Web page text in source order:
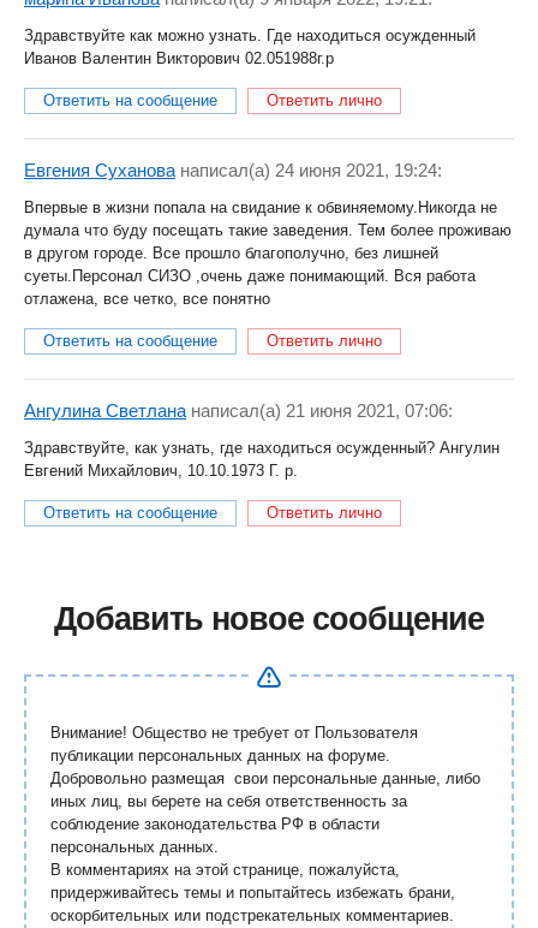
Здравствуйте как можно узнать. Где находиться осужденный
Иванов Валентин Викторович 02.051988г.р
Ответить на сообщение Ответить лично
Евгения Суханова написал(a) 24 июня 2021, 19:24:
Впервые в жизни попала на свидание к обвиняемому.Никогда не
думала что буду посещать такие заведения. Тем более проживаю
в другом городе. Все прошло благополучно, без лишней
суеты.Персонал СИЗО ,очень даже понимающий. Вся работа
отлажена, все четко, все понятно
Ответить на сообщение Ответить лично
Ангулина Светлана написал(a) 21 июня 2021, 07:06:
Здравствуйте, как узнать, где находиться осужденный? Ангулин
Евгений Михайлович, 10.10.1973 Г. р.
Ответить на сообщение Ответить лично
Добавить новое сообщение
Внимание! Общество не требует от Пользователя
публикации персональных данных на форуме.
Добровольно размещая свои персональные данные, либо
иных лиц, вы берете на себя ответственность за
соблюдение законодательства РФ в области
персональных данных.
В комментариях на этой странице, пожалуйста,
придерживайтесь темы и попытайтесь избежать брани,
оскорбительных или подстрекательных комментариев.